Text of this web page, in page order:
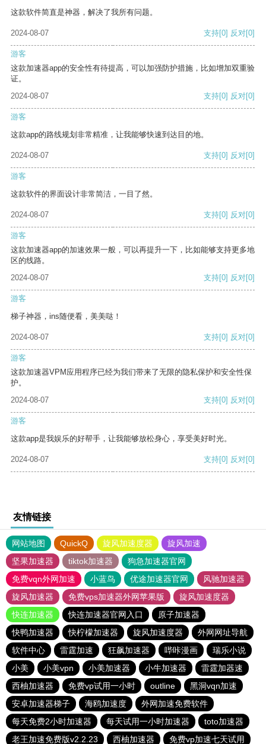
这款软件简直是神器，解决了我所有问题。
2024-08-07 支持[0] 反对[0]
游客
这款加速器app的安全性有待提高，可以加强防护措施，比如增加双重验
证。
2024-08-07
支持[0] 反对[0]
游客
这款app的路线规划非常精准，让我能够快速到达目的地。
2024-08-07 支持[0] 反对[0]
游客
这款软件的界面设计非常简洁，一目了然。
2024-08-07 支持[0] 反对[0]
游客
这款加速器app的加速效果一般，可以再提升一下，比如能够支持更多地
区的线路。
2024-08-07
支持[0] 反对[0]
游客
梯子神器，ins随便看，美美哒！
2024-08-07 支持[0] 反对[0]
游客
这款加速器VPM应用程序已经为我们带来了无限的隐私保护和安全性保
护。
2024-08-07
支持[0] 反对[0]
游客
这款app是我娱乐的好帮手，让我能够放松身心，享受美好时光。
2024-08-07 支持[0] 反对[0]
友情链接
网站地图 QuickQ 旋风加速度器
旋风加速
坚果加速器
tiktok加速器
狗急加速器官网
免费vqn外网加速
小蓝鸟 优途加速器官网
风驰加速器
旋风加速器
免费vps加速器外网苹果版
旋风加速度器
快连加速器
快连加速器官网入口
原子加速器
快鸭加速器
快柠檬加速器 旋风加速度器
外网网址导航
软件中心
雷霆加速 狂飙加速器 哔咔漫画
瑞乐小说
小美
小美vpn 小美加速器 小牛加速器
雷霆加器速
西柚加速器
免费vp试用一小时 outline
黑洞vqn加速
安卓加速器梯子
海鸥加速度
外网加速免费软件
每天免费2小时加速器
每天试用一小时加速器
toto加速器
老王加速免费版v2.2.23
西柚加速器 免费vp加速七天试用